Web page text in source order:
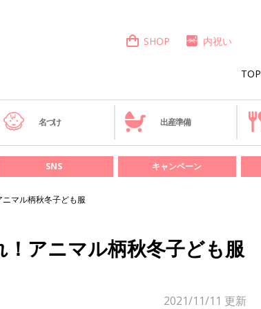
TOP
SHOP 内祝い
名づけ 出産準備
SNS キャンペーン
マル柄秋冬子ども服
！アニマル柄秋冬子ども服
2021/11/11 更新